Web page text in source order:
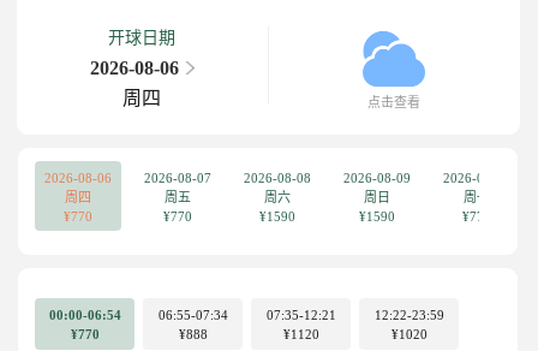
开球日期
2026-08-06
周四
点击查看
2026-08-06
周四
¥770
2026-08-07
周五
¥770
2026-08-08
周六
¥1590
2026-08-09
周日
¥1590
2026-08-10
周一
¥770
00:00-06:54
¥770
06:55-07:34
¥888
07:35-12:21
¥1120
12:22-23:59
¥1020